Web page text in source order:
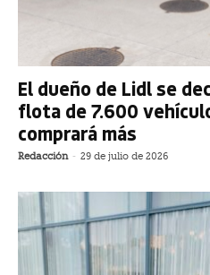
El dueño de Lidl se
flota de 7.600
comprará más
Redacción - 29 de julio de 2026